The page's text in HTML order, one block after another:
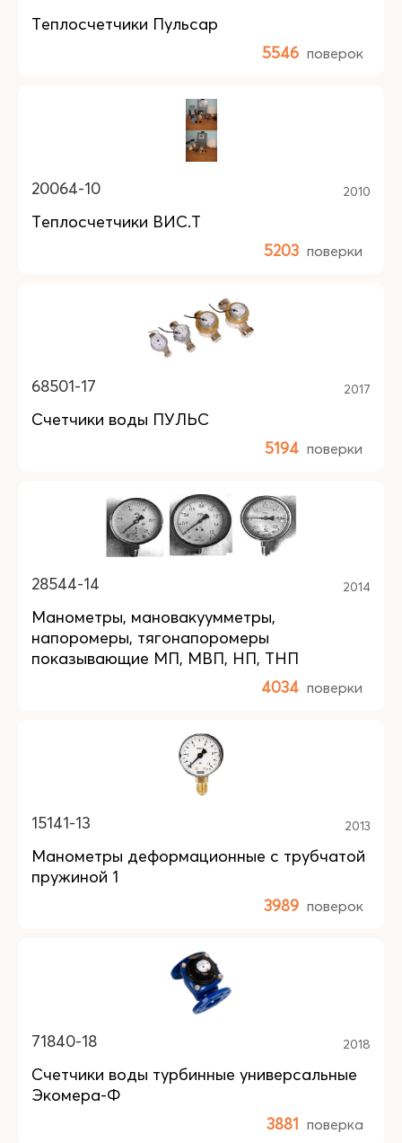
Теплосчетчики Пульсар
5546 поверок
20064-10 2010
Теплосчетчики ВИС.Т
5203 поверки
68501-17 2017
Счетчики воды ПУЛЬС
5194 поверки
28544-14 2014
Манометры, мановакуумметры,
напоромеры, тягонапоромеры
показывающие МП, МВП, НП, ТНП
4034 поверки
15141-13 2013
Манометры деформационные с трубчатой
пружиной 1
3989 поверок
71840-18 2018
Счетчики воды турбинные универсальные
Экомера-Ф
3881 поверка